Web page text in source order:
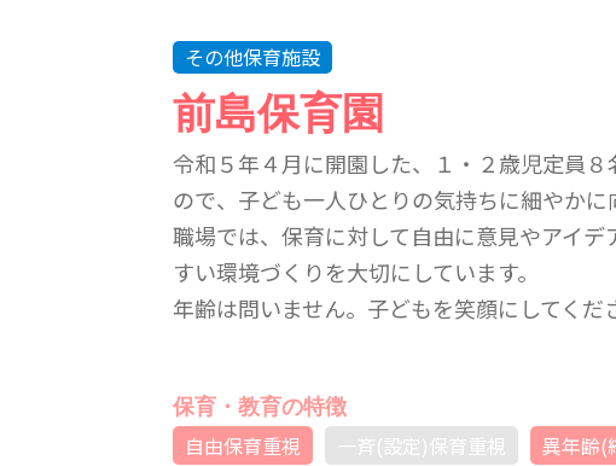
その他保育施設
前島保育園
令和５年４月に開園した、１・２歳児定員
ので、子ども一人ひとりの気持ちに細やかに
職場では、保育に対して自由に意見やアイ
すい環境づくりを大切にしています。
年齢は問いません。子どもを笑顔にしてくだ
保育・教育の特徴
自由保育重視 一斉(設定)保育重視 異年齢(